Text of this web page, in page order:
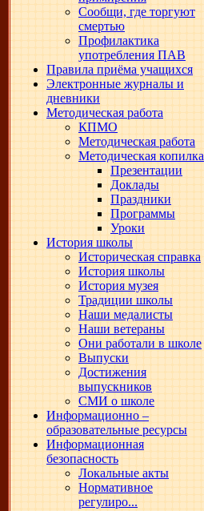
Сообщи, где торгуют
смертью
Профилактика
употребления ПАВ
Правила приёма учащихся
Электронные журналы и
дневники
Методическая работа
КПМО
Методическая работа
Методическая копилка
Презентации
Доклады
Праздники
Программы
Уроки
История школы
Историческая справка
История школы
История музея
Традиции школы
Наши медалисты
Наши ветераны
Они работали в школе
Выпуски
Достижения
выпускников
СМИ о школе
Информационно –
образовательные ресурсы
Информационная
безопасность
Локальные акты
Нормативное
регулиро...